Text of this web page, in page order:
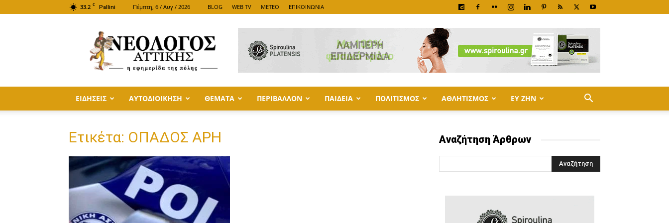
33.2 C Pallini Πέμπτη, 6 / Αυγ / 2026 BLOG WEB TV METEO ΕΠΙΚΟΙΝΩΝΙΑ
ΑΤΤΙΚΗΣ
ΕΙΔΗΣΕΙΣ ΑΥΤΟΔΙΟΙΚΗΣΗ ΘΕΜΑΤΑ ΠΕΡΙΒΑΛΛΟΝ ΠΑΙΔΕΙΑ ΠΟΛΙΤΙΣΜΟΣ ΑΘΛΗΤΙΣΜΟΣ ΕΥ ΖΗΝ
Ετικέτα: ΟΠΑΔΟΣ ΑΡΗ Αναζήτηση Άρθρων